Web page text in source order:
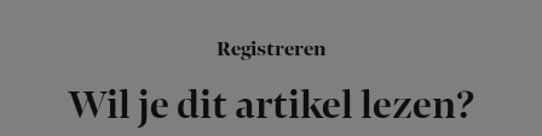
Registreren
Wil je dit artikel lezen?